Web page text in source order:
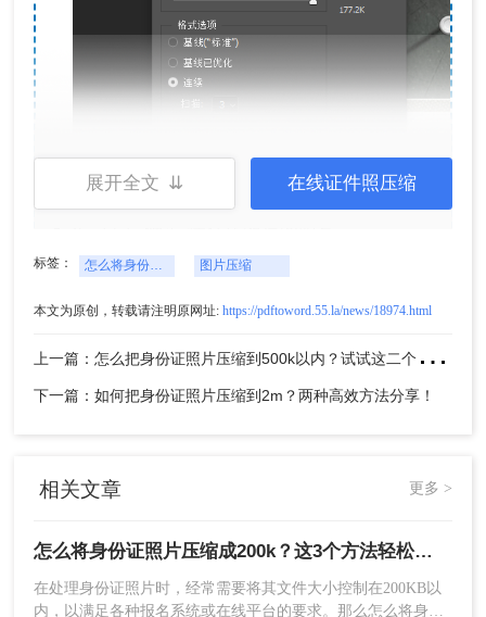
3、在JPEG选项中，调整图像品质，直到文件
注意：在调整图像品质时，注意保持图像的清晰
度，避免过度压缩导致图像模糊。
方法二：使用在线图片压缩工具
在线图片压缩工具无需安装任何软件，只需上传照
优点：
操作简便，无需安装软件，支持批量压
缺点：依赖于网络连接，可能存在一定的隐私
展开全文 ⇊ 在线证件照压缩
标签： 怎么将身份证照片压缩成200k 图片压缩
本文为原创，转载请注明原网址: https://pdftoword.55.la/news/18974.html
上
一篇：怎么把身份证照片压缩到500k以内？试试这二个压缩方法！
下一篇：如何把身份证照片压缩到2m？两种高效方法分享！
相关文章 更多 >
怎么将身份证照片压缩成200k？这3个方法轻松压缩！
在处理身份证照片时，经常需要将其文件大小控制在200KB以
内，以满足各种报名系统或在线平台的要求。那么怎么将身份